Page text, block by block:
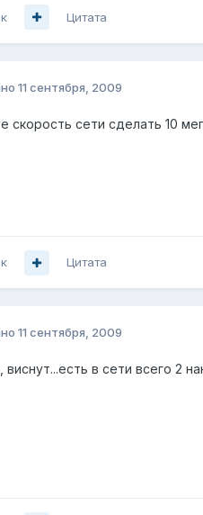
Цитата
11 сентября, 2009
скорость сети сделать 10
Цитата
11 сентября, 2009
виснут...есть в сети всего 2